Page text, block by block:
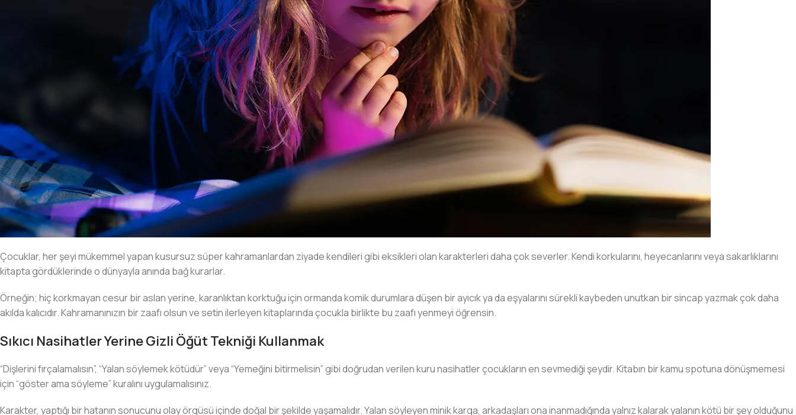
Çocuklar, her şeyi mükemmel yapan kusursuz süper kahramanlardan ziyade kendileri gibi eksikleri olan karakterleri daha çok severler. Kendi korkularını, heyecanlarını veya sakarlıklarını
kitapta gördüklerinde o dünyayla anında bağ kurarlar.
Örneğin; hiç korkmayan cesur bir aslan yerine, karanlıktan korktuğu için ormanda komik durumlara düşen bir ayıcık ya da eşyalarını sürekli kaybeden unutkan bir sincap yazmak çok daha
akılda kalıcıdır. Kahramanınızın bir zaafı olsun ve setin ilerleyen kitaplarında çocukla birlikte bu zaafı yenmeyi öğrensin.
Sıkıcı Nasihatler Yerine Gizli Öğüt Tekniği Kullanmak
“Dişlerini fırçalamalısın”, “Yalan söylemek kötüdür” veya “Yemeğini bitirmelisin” gibi doğrudan verilen kuru nasihatler çocukların en sevmediği şeydir. Kitabın bir kamu spotuna dönüşmemesi
için “göster ama söyleme” kuralını uygulamalısınız.
Karakter, yaptığı bir hatanın sonucunu olay örgüsü içinde doğal bir şekilde yaşamalıdır. Yalan söyleyen minik karga, arkadaşları ona inanmadığında yalnız kalarak yalanın kötü bir şey olduğunu